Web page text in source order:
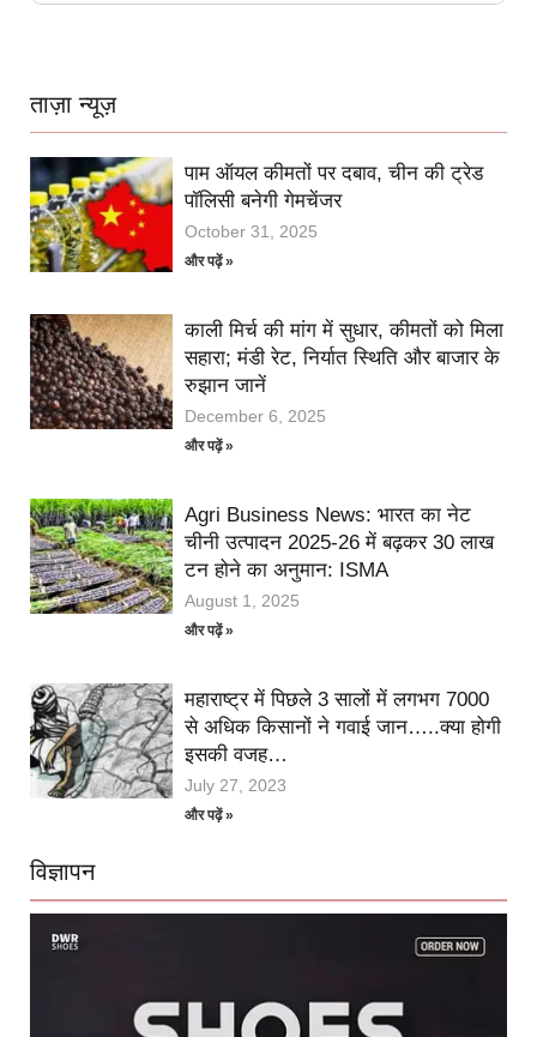
ताज़ा न्यूज़
पाम ऑयल कीमतों पर दबाव, चीन की ट्रेड
पॉलिसी बनेगी गेमचेंजर
October 31, 2025
और पढ़ें »
काली मिर्च की मांग में सुधार, कीमतों को मिला
सहारा; मंडी रेट, निर्यात स्थिति और बाजार के
रुझान जानें
December 6, 2025
और पढ़ें »
Agri Business News: भारत का नेट
चीनी उत्पादन 2025-26 में बढ़कर 30 लाख
टन होने का अनुमान: ISMA
August 1, 2025
और पढ़ें »
महाराष्ट्र में पिछले 3 सालों में लगभग 7000
से अधिक किसानों ने गवाई जान…..क्या होगी
इसकी वजह…
July 27, 2023
और पढ़ें »
विज्ञापन